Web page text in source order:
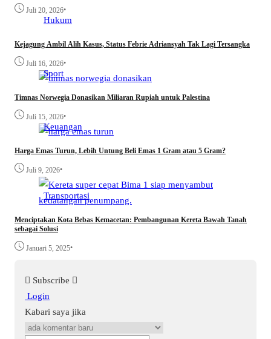
Juli 20, 2026•
Hukum
Kejagung Ambil Alih Kasus, Status Febrie Adriansyah Tak Lagi Tersangka
Juli 16, 2026•
Sport
Timnas Norwegia Donasikan Miliaran Rupiah untuk Palestina
Juli 15, 2026•
Keuangan
Harga Emas Turun, Lebih Untung Beli Emas 1 Gram atau 5 Gram?
Juli 9, 2026•
Transportasi
Menciptakan Kota Bebas Kemacetan: Pembangunan Kereta Bawah Tanah
sebagai Solusi
Januari 5, 2025•
Subscribe
Login
Kabari saya jika